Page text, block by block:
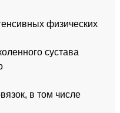
физических
сустава
в том числе